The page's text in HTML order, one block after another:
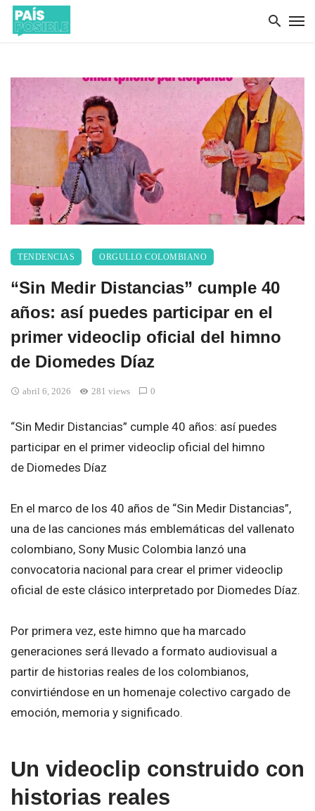
TENDENCIAS ORGULLO COLOMBIANO
“Sin Medir Distancias” cumple 40
años: así puedes participar en el
primer videoclip oficial del himno
de Diomedes Díaz
abril 6, 2026 281 views 0
“Sin Medir Distancias” cumple 40 años: así puedes
participar en el primer videoclip oficial del himno
de Diomedes Díaz
En el marco de los 40 años de “Sin Medir Distancias”,
una de las canciones más emblemáticas del vallenato
colombiano, Sony Music Colombia lanzó una
convocatoria nacional para crear el primer videoclip
oficial de este clásico interpretado por Diomedes Díaz.
Por primera vez, este himno que ha marcado
generaciones será llevado a formato audiovisual a
partir de historias reales de los colombianos,
convirtiéndose en un homenaje colectivo cargado de
emoción, memoria y significado.
Un videoclip construido con
historias reales